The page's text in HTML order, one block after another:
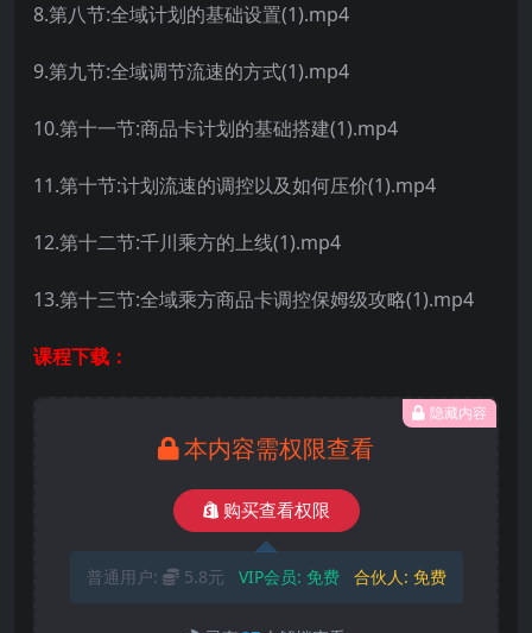
8.第八节:全域计划的基础设置(1).mp4
9.第九节:全域调节流速的方式(1).mp4
10.第十一节:商品卡计划的基础搭建(1).mp4
11.第十节:计划流速的调控以及如何压价(1).mp4
12.第十二节:千川乘方的上线(1).mp4
13.第十三节:全域乘方商品卡调控保姆级攻略(1).mp4
课程下载：
隐藏内容
本内容需权限查看
购买查看权限
普通用户: 5.8元 VIP会员: 免费 合伙人: 免费